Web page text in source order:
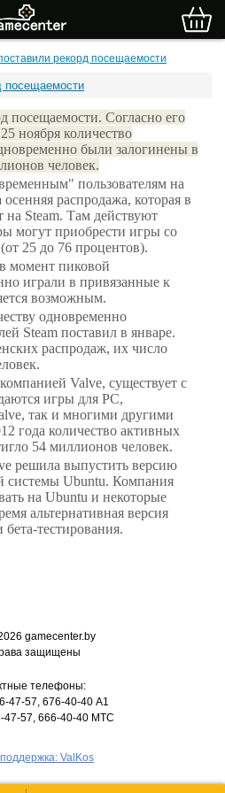
рекорд посещаемости
посещаемости
посещаемости. Согласно его
ноября количество
были залогинены в
человек.
пользователям на
распродажа, которая в
на Steam. Там действуют
могут приобрести игры со
25 до 76 процентов).
момент пиковой
играли в привязанные к
возможным.
одновременно
Steam поставил в январе.
распродаж, их число
Valve, существует с
игры для PC,
так и многими другими
года количество активных
54 миллионов человек.
решила выпустить версию
системы Ubuntu. Компания
на Ubuntu и некоторые
альтернативная версия
бета-тестирования.
gamecenter.by
защищены
телефоны:
47-57, 676-40-40 A1
47-57, 666-40-40 MTC
ValKos